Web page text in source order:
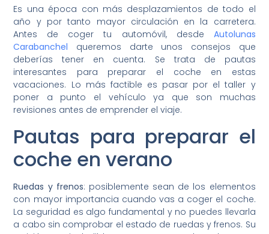
Es una época con más desplazamientos de todo el
año y por tanto mayor circulación en la carretera.
Antes de coger tu automóvil, desde Autolunas
Carabanchel queremos darte unos consejos que
deberías tener en cuenta. Se trata de pautas
interesantes para preparar el coche en estas
vacaciones. Lo más factible es pasar por el taller y
poner a punto el vehículo ya que son muchas
revisiones antes de emprender el viaje.
Pautas para preparar el
coche en verano
Ruedas y frenos: posiblemente sean de los elementos
con mayor importancia cuando vas a coger el coche.
La seguridad es algo fundamental y no puedes llevarla
a cabo sin comprobar el estado de ruedas y frenos. Su